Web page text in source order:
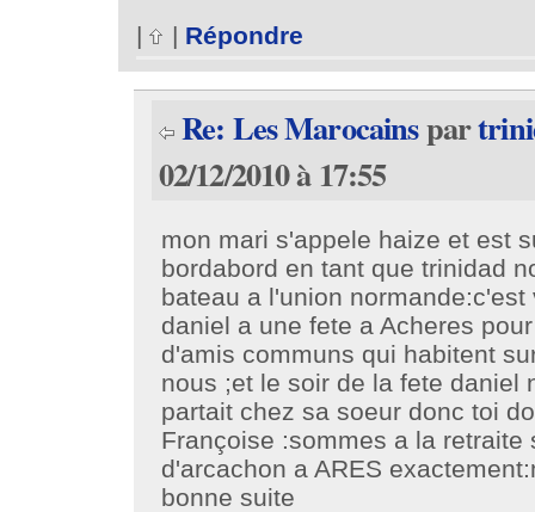
| | Répondre
Re: Les Marocainspar
02/12/2010 à 17:55
mon mari s'appele haize et est
bordabord en tant que trinidad
bateau a l'union
daniel a une fete a Acheres
d'amis communs qui habitent
nous ;et le soir de la fete daniel
partait chez sa soeur donc toi
Françoise :sommes a la retraite
d'arcachon a ARES
bonne suite